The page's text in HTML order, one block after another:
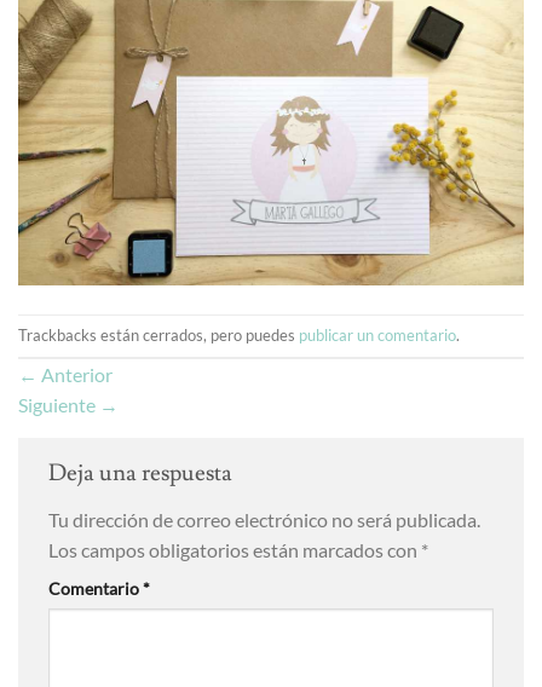
Trackbacks están cerrados, pero puedes publicar un comentario.
← Anterior
Siguiente →
Deja una respuesta
Tu dirección de correo electrónico no será publicada.
Los campos obligatorios están marcados con *
Comentario*